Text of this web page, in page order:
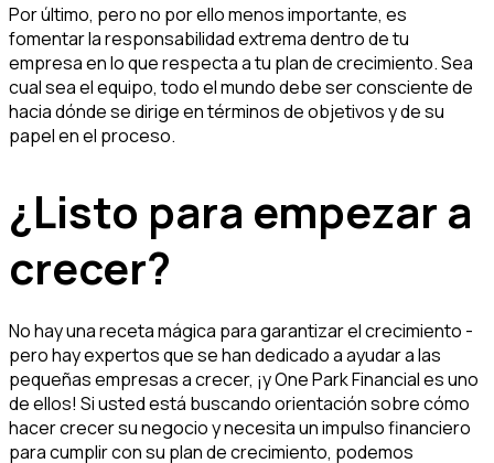
Por último, pero no por ello menos importante, es
fomentar la responsabilidad extrema dentro de tu
empresa en lo que respecta a tu plan de crecimiento. Sea
cual sea el equipo, todo el mundo debe ser consciente de
hacia dónde se dirige en términos de objetivos y de su
papel en el proceso.
¿Listo para empezar a
crecer?
No hay una receta mágica para garantizar el crecimiento -
pero hay expertos que se han dedicado a ayudar a las
pequeñas empresas a crecer, ¡y One Park Financial es uno
de ellos! Si usted está buscando orientación sobre cómo
hacer crecer su negocio y necesita un impulso financiero
para cumplir con su plan de crecimiento, podemos